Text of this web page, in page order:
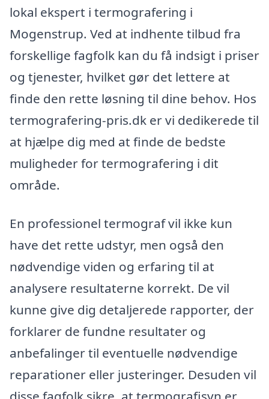
lokal ekspert i termografering i
Mogenstrup. Ved at indhente tilbud fra
forskellige fagfolk kan du få indsigt i priser
og tjenester, hvilket gør det lettere at
finde den rette løsning til dine behov. Hos
termografering-pris.dk er vi dedikerede til
at hjælpe dig med at finde de bedste
muligheder for termografering i dit
område.
En professionel termograf vil ikke kun
have det rette udstyr, men også den
nødvendige viden og erfaring til at
analysere resultaterne korrekt. De vil
kunne give dig detaljerede rapporter, der
forklarer de fundne resultater og
anbefalinger til eventuelle nødvendige
reparationer eller justeringer. Desuden vil